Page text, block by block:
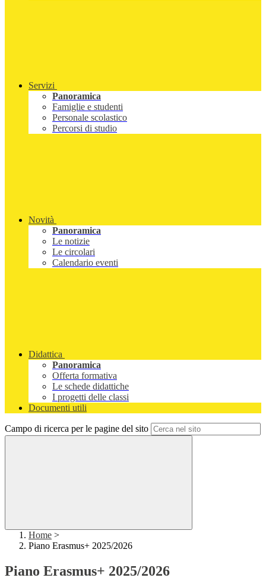
Servizi
Panoramica
Famiglie e studenti
Personale scolastico
Percorsi di studio
Novità
Panoramica
Le notizie
Le circolari
Calendario eventi
Didattica
Panoramica
Offerta formativa
Le schede didattiche
I progetti delle classi
Documenti utili
Campo di ricerca per le pagine del sito
Home >
Piano Erasmus+ 2025/2026
Piano Erasmus+ 2025/2026